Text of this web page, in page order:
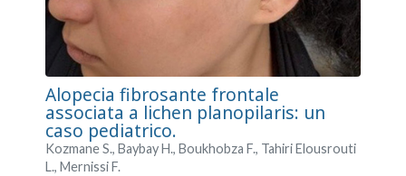
Alopecia fibrosante frontale
associata a lichen planopilaris: un
caso pediatrico.
Kozmane S., Baybay H., Boukhobza F., Tahiri Elousrouti
L., Mernissi F.